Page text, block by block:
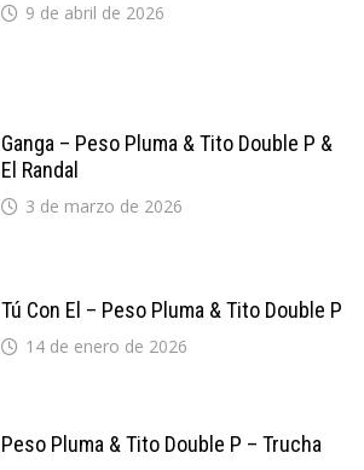
9 de abril de 2026
Ganga – Peso Pluma & Tito Double P &
El Randal
3 de marzo de 2026
Tú Con El – Peso Pluma & Tito Double P
14 de enero de 2026
Peso Pluma & Tito Double P – Trucha